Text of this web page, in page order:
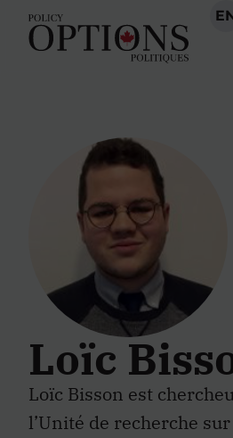
Loïc
Loïc Bisson est
l’Unité de recherche